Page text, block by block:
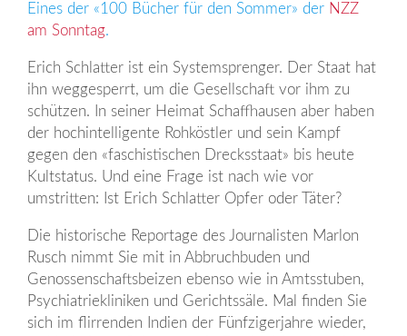
Eines der «100 Bücher für den Sommer» der NZZ
am Sonntag.
Erich Schlatter ist ein Systemsprenger. Der Staat hat
ihn weggesperrt, um die Gesellschaft vor ihm zu
schützen. In seiner Heimat Schaffhausen aber haben
der hochintelligente Rohköstler und sein Kampf
gegen den «faschistischen Drecksstaat» bis heute
Kultstatus. Und eine Frage ist nach wie vor
umstritten: Ist Erich Schlatter Opfer oder Täter?
Die historische Reportage des Journalisten Marlon
Rusch nimmt Sie mit in Abbruchbuden und
Genossenschaftsbeizen ebenso wie in Amtsstuben,
Psychiatriekliniken und Gerichtssäle. Mal finden Sie
sich im flirrenden Indien der Fünfzigerjahre wieder,